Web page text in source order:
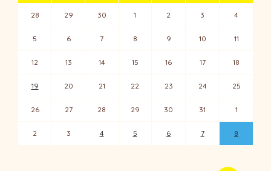
28 29 30 1 2 3 4
5 6 7 8 9 10 11
12 13 14 15 16 17 18
19 20 21 22 23 24 25
26 27 28 29 30 31 1
2 3 4 5 6 7 8